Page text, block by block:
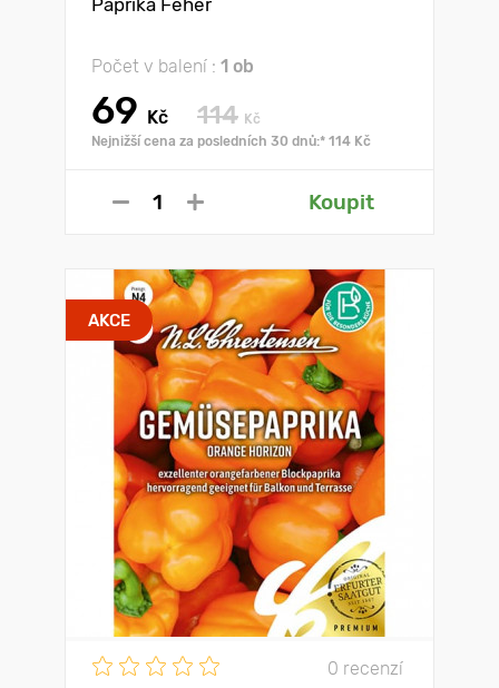
Paprika Feher
Počet v balení : 1 ob
69 Kč 114 Kč
Nejnižší cena za posledních 30 dnů:* 114 Kč
Koupit
AKCE
0 recenzí